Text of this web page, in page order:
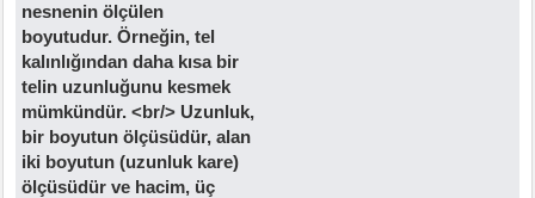
nesnenin ölçülen
boyutudur. Örneğin, tel
kalınlığından daha kısa bir
telin uzunluğunu kesmek
mümkündür. <br/> Uzunluk,
bir boyutun ölçüsüdür, alan
iki boyutun (uzunluk kare)
ölçüsüdür ve hacim, üç